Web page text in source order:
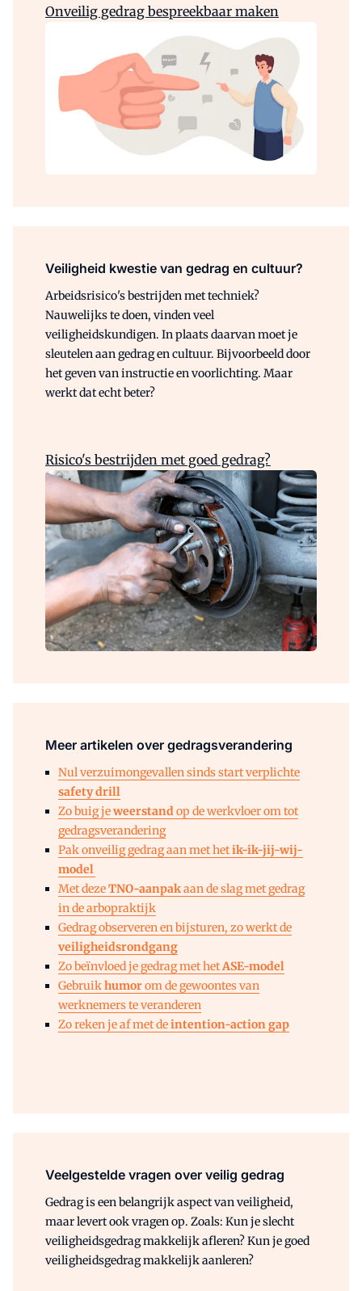
Onveilig gedrag bespreekbaar maken
Veiligheid kwestie van gedrag en cultuur?
Arbeidsrisico's bestrijden met techniek?
Nauwelijks te doen, vinden veel
veiligheidskundigen. In plaats daarvan moet je
sleutelen aan gedrag en cultuur. Bijvoorbeeld door
het geven van instructie en voorlichting. Maar
werkt dat echt beter?
Risico's bestrijden met goed gedrag?
Meer artikelen over gedragsverandering
Nul verzuimongevallen sinds start verplichte
safety drill
Zo buig jeweerstandop de werkvloer om tot
gedragsverandering
Pak onveilig gedrag aan met hetik-ik-jij-wij-
model
Met dezeTNO-aanpakaan de slag met gedrag
in de arbopraktijk
Gedrag observeren en bijsturen, zo werkt de
veiligheidsrondgang
Zo beïnvloed je gedrag met hetASE-model
Gebruikhumorom de gewoontes van
werknemers te veranderen
Zo reken je af met deintention-action gap
Veelgestelde vragen over veilig gedrag
Gedrag is een belangrijk aspect van veiligheid,
maar levert ook vragen op. Zoals: Kun je slecht
veiligheidsgedrag makkelijk afleren? Kun je goed
veiligheidsgedrag makkelijk aanleren?